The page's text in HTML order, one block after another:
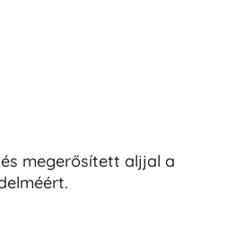
megerősített aljjal a